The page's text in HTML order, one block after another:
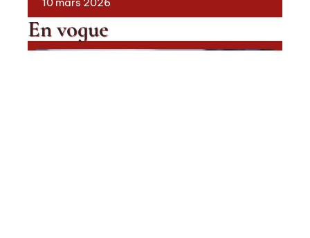
10 mars 2026
En vogue